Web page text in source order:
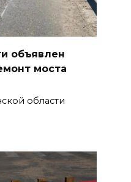
объявлен
моста
области